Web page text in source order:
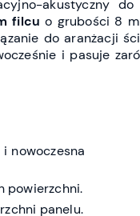
akustyczny do
filcu o grubości 8
do aranżacji
i pasuje
nowoczesna
powierzchni.
panelu.